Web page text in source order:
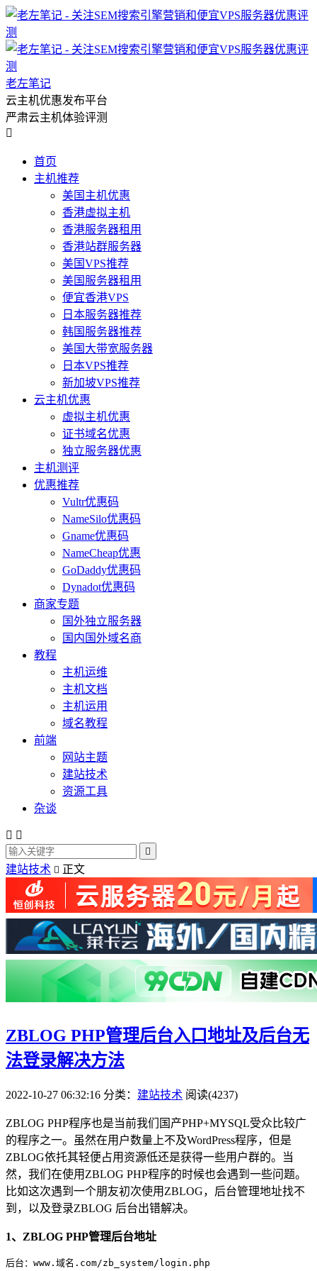
老左笔记
云主机优惠发布平台
严肃云主机体验评测

首页
主机推荐
美国主机优惠
香港虚拟主机
香港服务器租用
香港站群服务器
美国VPS推荐
美国服务器租用
便宜香港VPS
日本服务器推荐
韩国服务器推荐
美国大带宽服务器
日本VPS推荐
新加坡VPS推荐
云主机优惠
虚拟主机优惠
证书域名优惠
独立服务器优惠
主机测评
优惠推荐
Vultr优惠码
NameSilo优惠码
Gname优惠码
NameCheap优惠
GoDaddy优惠码
Dynadot优惠码
商家专题
国外独立服务器
国内国外域名商
教程
主机运维
主机文档
主机运用
域名教程
前端
网站主题
建站技术
资源工具
杂谈
 

建站技术  正文
ZBLOG PHP管理后台入口地址及后台无
法登录解决方法
2022-10-27 06:32:16 分类： 建站技术 阅读(4237)
ZBLOG PHP程序也是当前我们国产PHP+MYSQL受众比较广
的程序之一。虽然在用户数量上不及WordPress程序，但是
ZBLOG依托其轻便占用资源低还是获得一些用户群的。当
然，我们在使用ZBLOG PHP程序的时候也会遇到一些问题。
比如这次遇到一个朋友初次使用ZBLOG，后台管理地址找不
到，以及登录ZBLOG 后台出错解决。
1、ZBLOG PHP管理后台地址